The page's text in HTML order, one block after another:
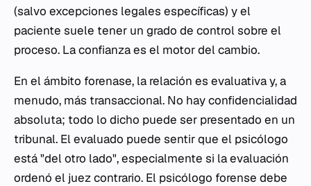
(salvo excepciones legales específicas) y el
paciente suele tener un grado de control sobre el
proceso. La confianza es el motor del cambio.
En el ámbito forenase, la relación es evaluativa y, a
menudo, más transaccional. No hay confidencialidad
absoluta; todo lo dicho puede ser presentado en un
tribunal. El evaluado puede sentir que el psicólogo
está "del otro lado", especialmente si la evaluación
ordenó el juez contrario. El psicólogo forense debe